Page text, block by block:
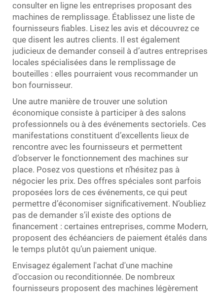
consulter en ligne les entreprises proposant des
machines de remplissage. Établissez une liste de
fournisseurs fiables. Lisez les avis et découvrez ce
que disent les autres clients. Il est également
judicieux de demander conseil à d’autres entreprises
locales spécialisées dans le remplissage de
bouteilles : elles pourraient vous recommander un
bon fournisseur.
Une autre manière de trouver une solution
économique consiste à participer à des salons
professionnels ou à des événements sectoriels. Ces
manifestations constituent d’excellents lieux de
rencontre avec les fournisseurs et permettent
d’observer le fonctionnement des machines sur
place. Posez vos questions et n’hésitez pas à
négocier les prix. Des offres spéciales sont parfois
proposées lors de ces événements, ce qui peut
permettre d’économiser significativement. N’oubliez
pas de demander s’il existe des options de
financement : certaines entreprises, comme Modern,
proposent des échéanciers de paiement étalés dans
le temps plutôt qu’un paiement unique.
Envisagez également l'achat d'une machine
d'occasion ou reconditionnée. De nombreux
fournisseurs proposent des machines légèrement